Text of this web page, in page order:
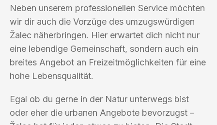
Neben unserem professionellen Service möchten
wir dir auch die Vorzüge des umzugswürdigen
Žalec näherbringen. Hier erwartet dich nicht nur
eine lebendige Gemeinschaft, sondern auch ein
breites Angebot an Freizeitmöglichkeiten für eine
hohe Lebensqualität.
Egal ob du gerne in der Natur unterwegs bist
oder eher die urbanen Angebote bevorzugst –